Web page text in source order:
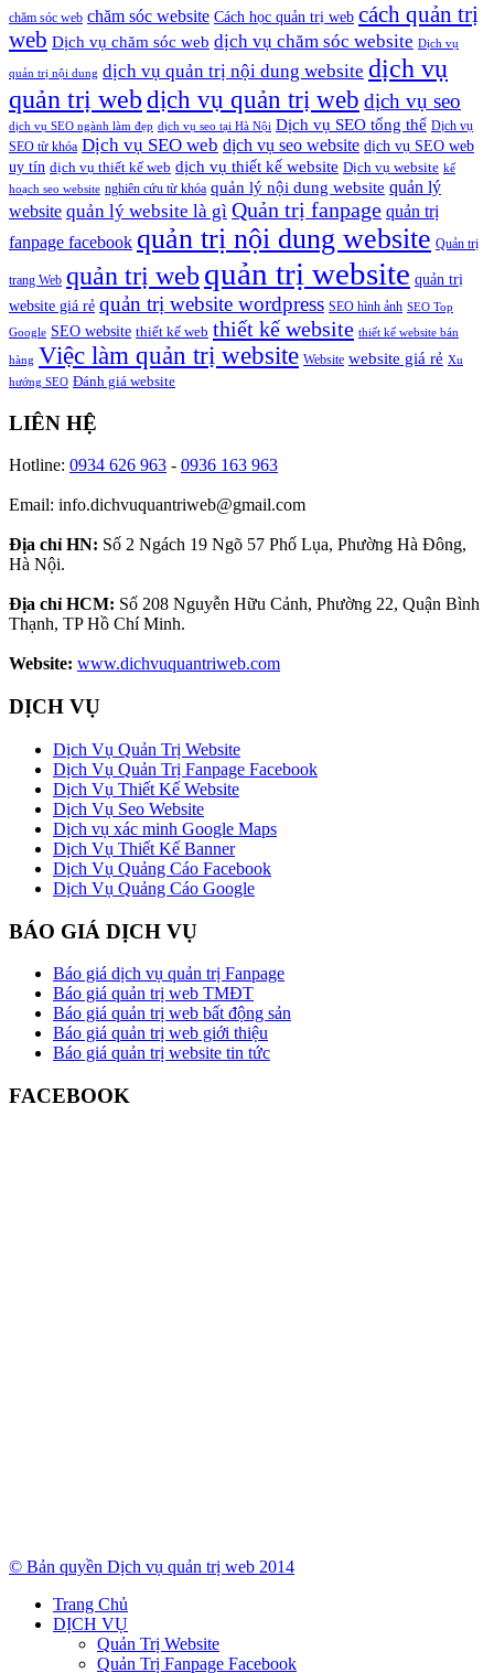
chăm sóc web chăm sóc website Cách học quản trị web cách quản trị
web Dịch vụ chăm sóc web dịch vụ chăm sóc website Dịch vụ
quản trị nội dung dịch vụ quản trị nội dung website dịch vụ
quản trị web dịch vụ quản trị web dịch vụ seo
dịch vụ SEO ngành làm đẹp dịch vụ seo tại Hà Nội Dịch vụ SEO tổng thể Dịch vụ
SEO từ khóa Dịch vụ SEO web dịch vụ seo website dịch vụ SEO web
uy tín dịch vụ thiết kế web dịch vụ thiết kế website Dịch vụ website kế
hoạch seo website nghiên cứu từ khóa quản lý nội dung website quản lý
website quản lý website là gì Quản trị fanpage quản trị
fanpage facebook quản trị nội dung website Quản trị
trang Web quản trị web quản trị website quản trị
website giá rẻ quản trị website wordpress SEO hình ảnh SEO Top
Google SEO website thiết kế web thiết kế website thiết kế website bán
hàng Việc làm quản trị website Website website giá rẻ Xu
hướng SEO Đánh giá website
LIÊN HỆ
Hotline: 0934 626 963 - 0936 163 963
Email: info.dichvuquantriweb@gmail.com
Địa chỉ HN: Số 2 Ngách 19 Ngõ 57 Phố Lụa, Phường Hà Đông,
Hà Nội.
Địa chỉ HCM: Số 208 Nguyễn Hữu Cảnh, Phường 22, Quận Bình
Thạnh, TP Hồ Chí Minh.
Website: www.dichvuquantriweb.com
DỊCH VỤ
Dịch Vụ Quản Trị Website
Dịch Vụ Quản Trị Fanpage Facebook
Dịch Vụ Thiết Kế Website
Dịch Vụ Seo Website
Dịch vụ xác minh Google Maps
Dịch Vụ Thiết Kế Banner
Dịch Vụ Quảng Cáo Facebook
Dịch Vụ Quảng Cáo Google
BÁO GIÁ DỊCH VỤ
Báo giá dịch vụ quản trị Fanpage
Báo giá quản trị web TMĐT
Báo giá quản trị web bất động sản
Báo giá quản trị web giới thiệu
Báo giá quản trị website tin tức
FACEBOOK
© Bản quyền Dịch vụ quản trị web 2014
Trang Chủ
DỊCH VỤ
Quản Trị Website
Quản Trị Fanpage Facebook